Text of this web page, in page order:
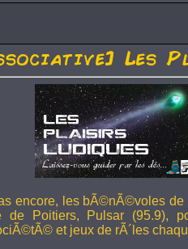
Les
encore, les bÃ©nÃ©voles
de Poitiers, Pulsar (95.9),
et jeux de rÃ´les